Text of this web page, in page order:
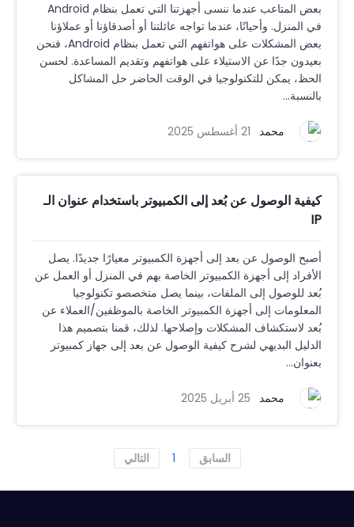
بعض المتاعب عندما ننسى أجهزتنا التي تعمل بنظام Android
في المنزل. وأحيانًا، عندما تواجه عائلتنا أو أصدقاؤنا أو عملاؤنا
بعض المشكلات على هواتفهم التي تعمل بنظام Android، فنحن
بعيدون جدًا عن الاستيلاء على هواتفهم وتقديم المساعدة. لحسن
الحظ، يمكن للتكنولوجيا في الوقت الحاضر حل المشاكل
بالنسبة...
محمد 21 أغسطس 2025
كيفية الوصول عن بُعد إلى الكمبيوتر باستخدام عنوان الـ
IP
أصبح الوصول عن بعد إلى أجهزة الكمبيوتر معيارًا جديدًا. يصل
الأفراد إلى أجهزة الكمبيوتر الخاصة بهم في المنزل أو العمل عن
بُعد للوصول إلى الملفات، بينما يصل متخصصو تكنولوجيا
المعلومات إلى أجهزة الكمبيوتر الخاصة بالموظفين/العملاء عن
بُعد لاستكشاف المشكلات وإصلاحها. لذلك، قمنا بتصميم هذا
الدليل البديهي لشرح كيفية الوصول عن بعد إلى جهاز كمبيوتر
بعنوان...
محمد 25 أبريل 2025
السابق 1 التالي